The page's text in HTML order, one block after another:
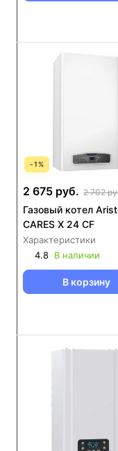
-1%
2 675 руб. 2 702
Газовый котел
CARES X 24 CF
Характеристики
4.8 В наличии
В корзину